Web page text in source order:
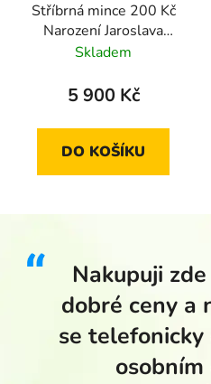
Stříbrná mince 200 Kč
Narození Jaroslava
Vrchlického 2003 proof
Skladem
5 900 Kč
DO KOŠÍKU
Nakupuji
dobré ceny a
se